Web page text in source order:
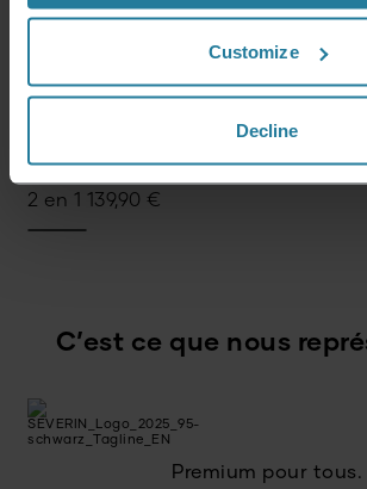
Customize
Decline
Micro-ondes 3 en 1 avec base en
Micro-ondes avec fonction gril
2 en 1 139,90 €
C’est ce que nous
Premium pour tous.